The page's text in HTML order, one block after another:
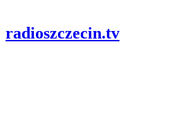
radioszczecin.tv